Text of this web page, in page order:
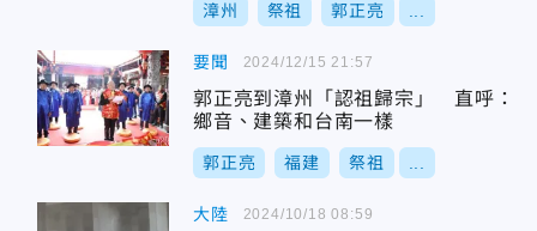
漳州 祭祖 郭正亮
要聞
郭正亮到漳州「認祖歸宗」 直呼：
鄉音、建築和台南一樣
郭正亮 福建 祭祖
2024/12/15 21:57
大陸 2024/10/18 08:59